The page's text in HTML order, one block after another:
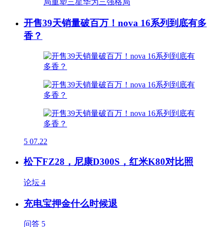
开售39天销量破百万！nova 16系列到底有多
香？
5 07.22
松下FZ28，尼康D300S，红米K80对比照
论坛 4
充电宝押金什么时候退
问答 5